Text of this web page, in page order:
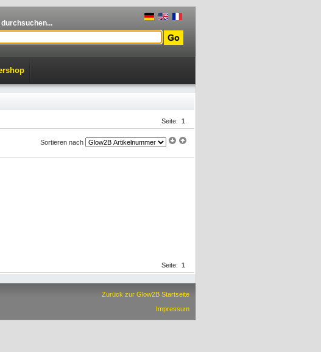
durchsuchen...
Seite: 1
Sortieren nach
Seite: 1
Zurück zur Glow2B Startseite
Impressum